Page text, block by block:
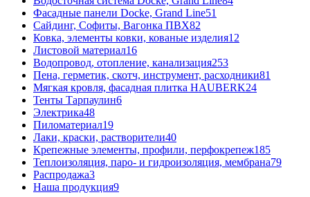
Фасадные панели Docke, Grand Line51
Сайдинг, Софиты, Вагонка ПВХ82
Ковка, элементы ковки, кованые изделия12
Листовой материал16
Водопровод, отопление, канализация253
Пена, герметик, скотч, инструмент, расходники81
Мягкая кровля, фасадная плитка HAUBERK24
Тенты Тарпаулин6
Электрика48
Пиломатериал19
Лаки, краски, растворители40
Крепежные элементы, профили, перфокрепеж185
Теплоизоляция, паро- и гидроизоляция, мембрана79
Распродажа3
Наша продукция9